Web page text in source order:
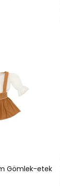
Gömlek-etek